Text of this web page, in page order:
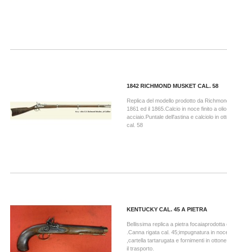
1842 RICHMOND MUSKET CAL. 58
Replica del modello prodotto da
1861 ed il 1865.Calcio in noce finito a
acciaio.Puntale dell'astina e calciolo in
cal. 58
KENTUCKY CAL. 45 A PIETRA
Bellissima replica a pietra focaiaprodotta
.Canna rigata cal. 45;impugnatura in
,cartella tartarugata e fornimenti in
il trasporto.